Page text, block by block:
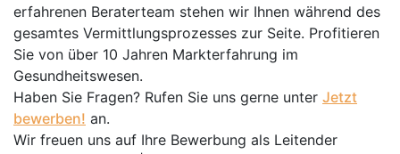
erfahrenen Beraterteam stehen wir Ihnen während des
gesamtes Vermittlungsprozesses zur Seite. Profitieren
Sie von über 10 Jahren Markterfahrung im
Gesundheitswesen.
Haben Sie Fragen? Rufen Sie uns gerne unter Jetzt
bewerben! an.
Wir freuen uns auf Ihre Bewerbung als Leitender